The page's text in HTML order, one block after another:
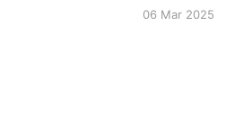
06 Mar 2025